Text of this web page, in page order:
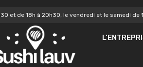
et de 18h à 20h30, le vendredi et le samedi de